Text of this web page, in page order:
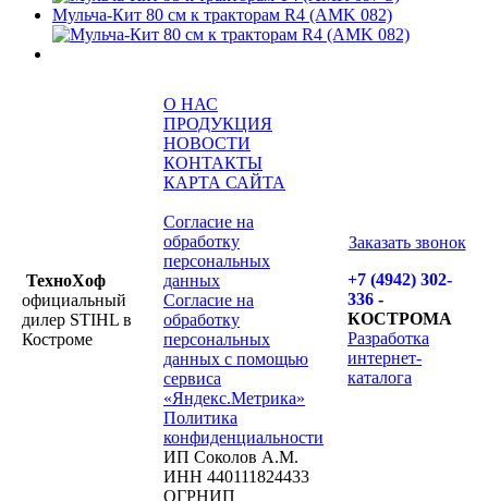
Мульча-Кит 80 см к тракторам R4 (AMK 082)
ТехноХоф
официальный
дилер STIHL в
Костроме
О НАС
ПРОДУКЦИЯ
НОВОСТИ
КОНТАКТЫ
КАРТА САЙТА
Согласие на
обработку
персональных
данных
Согласие на
обработку
персональных
данных с помощью
сервиса
«Яндекс.Метрика»
Политика
конфиденциальности
ИП Соколов А.М.
ИНН 440111824433
ОГРНИП
Заказать звонок
+7 (4942) 302-
336 -
КОСТРОМА
Разработка
интернет-
каталога